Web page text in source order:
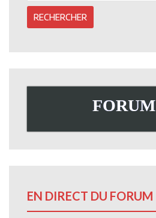
FORUM
EN DIRECT DU FORUM